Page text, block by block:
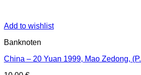
Add to wishlist
Banknoten
China – 20 Yuan 1999, Mao Zedong,